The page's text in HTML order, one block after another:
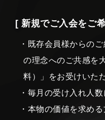
[ 新規でご入会をご
・既存会員様からの
の理念へのご共感を
料）」をお受けいた
・毎月の受け入れ人
・本物の価値を求め